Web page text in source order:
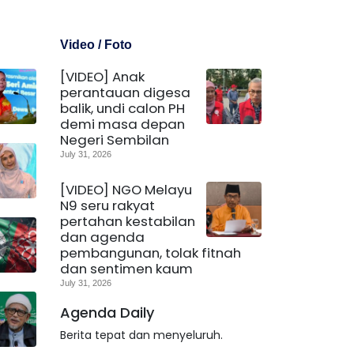
Video / Foto
[VIDEO] Anak
perantauan digesa
balik, undi calon PH
demi masa depan
Negeri Sembilan
July 31, 2026
[VIDEO] NGO Melayu
N9 seru rakyat
pertahan kestabilan
dan agenda
pembangunan, tolak fitnah
dan sentimen kaum
July 31, 2026
Agenda Daily
Berita tepat dan menyeluruh.